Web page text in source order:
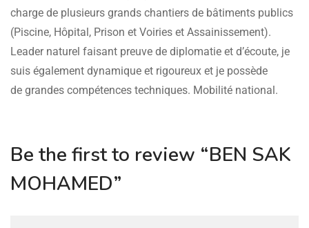
charge de plusieurs grands chantiers de bâtiments publics
(Piscine, Hôpital, Prison et Voiries et Assainissement).
Leader naturel faisant preuve de diplomatie et d’écoute, je
suis également dynamique et rigoureux et je possède
de grandes compétences techniques. Mobilité national.
Be the first to review “BEN SAK
MOHAMED”